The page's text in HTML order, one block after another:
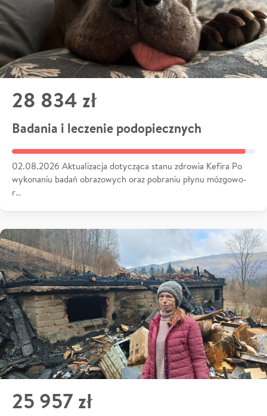
28 834 zł
Badania i leczenie podopiecznych
02.08.2026 Aktualizacja dotycząca stanu zdrowia Kefira Po
wykonaniu badań obrazowych oraz pobraniu płynu mózgowo-
r…
25 957 zł